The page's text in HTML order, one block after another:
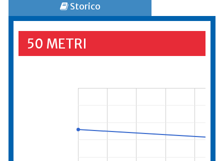
Storico
50 METRI